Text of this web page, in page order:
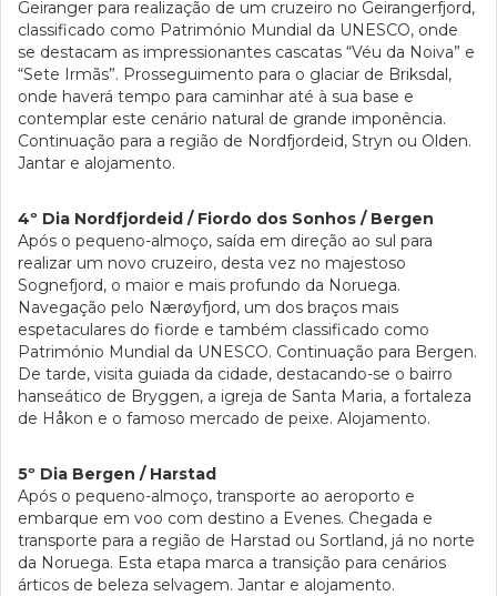
Geiranger para realização de um cruzeiro no Geirangerfjord,
classificado como Património Mundial da UNESCO, onde
se destacam as impressionantes cascatas “Véu da Noiva” e
“Sete Irmãs”. Prosseguimento para o glaciar de Briksdal,
onde haverá tempo para caminhar até à sua base e
contemplar este cenário natural de grande imponência.
Continuação para a região de Nordfjordeid, Stryn ou Olden.
Jantar e alojamento.
4º Dia Nordfjordeid / Fiordo dos Sonhos / Bergen
Após o pequeno-almoço, saída em direção ao sul para
realizar um novo cruzeiro, desta vez no majestoso
Sognefjord, o maior e mais profundo da Noruega.
Navegação pelo Nærøyfjord, um dos braços mais
espetaculares do fiorde e também classificado como
Património Mundial da UNESCO. Continuação para Bergen.
De tarde, visita guiada da cidade, destacando-se o bairro
hanseático de Bryggen, a igreja de Santa Maria, a fortaleza
de Håkon e o famoso mercado de peixe. Alojamento.
5º Dia Bergen / Harstad
Após o pequeno-almoço, transporte ao aeroporto e
embarque em voo com destino a Evenes. Chegada e
transporte para a região de Harstad ou Sortland, já no norte
da Noruega. Esta etapa marca a transição para cenários
árticos de beleza selvagem. Jantar e alojamento.